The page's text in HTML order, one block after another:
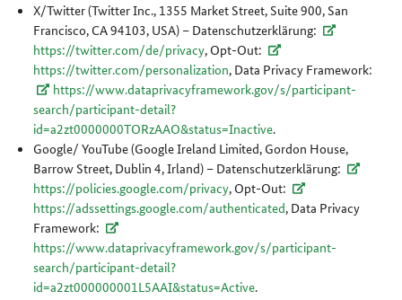
X/Twitter (Twitter Inc., 1355 Market Street, Suite 900, San
Francisco, CA 94103, USA) – Datenschutzerklärung:
https://twitter.com/de/privacy, Opt-Out:
https://twitter.com/personalization, Data Privacy Framework:
https://www.dataprivacyframework.gov/s/participant-
search/participant-detail?
id=a2zt0000000TORzAAO&status=Inactive.
Google/ YouTube (Google Ireland Limited, Gordon House,
Barrow Street, Dublin 4, Irland) – Datenschutzerklärung:
https://policies.google.com/privacy, Opt-Out:
https://adssettings.google.com/authenticated, Data Privacy
Framework:
https://www.dataprivacyframework.gov/s/participant-
search/participant-detail?
id=a2zt000000001L5AAI&status=Active.